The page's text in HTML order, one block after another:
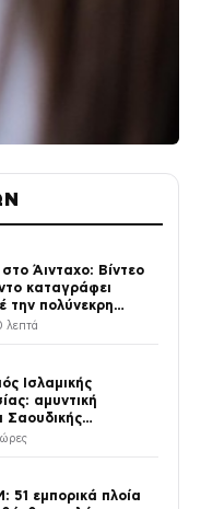
Άινταχο: Βίντεο
καταγράφει
την πολύνεκρη
24χρονου
λεπτά
Ισλαμικής
αμυντική
Σαουδικής
και
51 εμπορικά πλοία